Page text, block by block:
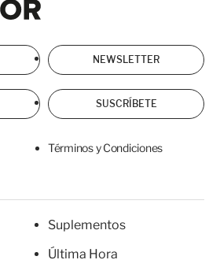
NEWSLETTER
SUSCRÍBETE
Términos y Condiciones
Suplementos
Última Hora